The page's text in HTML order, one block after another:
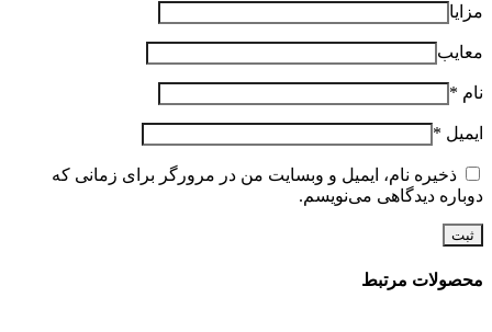
مزایا
معایب
نام *
ایمیل *
ذخیره نام، ایمیل و وبسایت من در مرورگر برای زمانی که
دوباره دیدگاهی می‌نویسم.
محصولات مرتبط